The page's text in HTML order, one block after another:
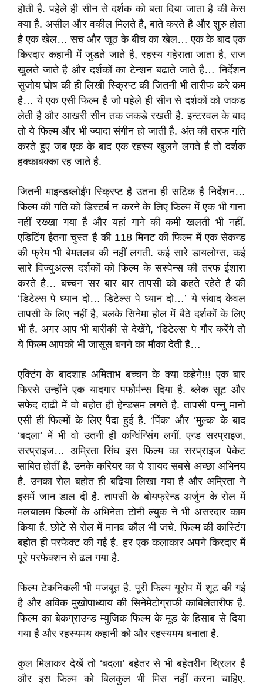
होती है. पहेले ही सीन से दर्शक को बता दिया जाता है की केस
क्या है. असील और वकील मिलते है, बाते करते है और शुरु होता
है एक खेल… सच और जूठ के बीच का खेल… एक के बाद एक
किरदार कहानी में जुडते जाते है, रहस्य गहेराता जाता है, राज
खुलते जाते है और दर्शकों का टेन्शन बढाते जाते है… निर्देशन
सुजोय घोष की ही लिखी स्क्रिप्ट की जितनी भी तारीफ करे कम
है… ये एक एसी फिल्म है जो पहेले ही सीन से दर्शकों को जकड
लेती है और आखरी सीन तक जकडे रखती है. इन्टरवल के बाद
तो ये फिल्म और भी ज्यादा संगीन हो जाती है. अंत की तरफ गति
करते हुए जब एक के बाद एक रहस्य खुलने लगते है तो दर्शक
हक्काबक्का रह जाते है.
जितनी माइन्डब्लोईंग स्क्रिप्ट है उतना ही सटिक है निर्देशन…
फिल्म की गति को डिस्टर्ब न करने के लिए फिल्म में एक भी गाना
नहीं रख्खा गया है और यहां गाने की कमी खलती भी नहीं.
एडिटिंग ईतना चुस्त है की 118 मिनट की फिल्म में एक सेकन्ड
की फ्रेम भी बेमतलब की नहीं लगती. कई सारे डायलोग्स, कई
सारे विज्युअल्स दर्शकों को फिल्म के सस्पेन्स की तरफ ईशारा
करते है… बच्चन सर बार बार तापसी को कहते रहेते है की
‘डिटेल्स पे ध्यान दो… डिटेल्स पे ध्यान दो…’ ये संवाद केवल
तापसी के लिए नहीं है, बलके सिनेमा होल में बैठे दर्शकों के लिए
भी है. अगर आप भी बारीकी से देखेंगे, ‘डिटेल्स’ पे गौर करेंगे तो
ये फिल्म आपको भी जासूस बनने का मौका देती है…
एक्टिंग के बादशाह अमिताभ बच्चन के क्या कहेने!!! एक बार
फिरसे उन्होंने एक यादगार पर्फोर्मन्स दिया है. ब्लेक सूट और
सफेद दाढी में वो बहोत ही हेन्डसम लगते है. तापसी पन्नु मानो
एसी ही फिल्मों के लिए पैदा हुई है. ‘पिंक’ और ‘मुल्क’ के बाद
‘बदला’ में भी वो उतनी ही कन्विंन्सिंग लगीं. एन्ड सरप्राइज,
सरप्राइज… अम्रिता सिंघ इस फिल्म का सरप्राइज पेकेट
साबित होतीं है. उनके करियर का ये शायद सबसे अच्छा अभिनय
है. उनका रोल बहोत ही बढिया लिखा गया है और अम्रिता ने
इसमें जान डाल दी है. तापसी के बोयफ्रेन्ड अर्जुन के रोल में
मलयालम फिल्मों के अभिनेता टोनी ल्युक ने भी असरदार काम
किया है. छोटे से रोल में मानव कौल भी जचे. फिल्म की कास्टिंग
बहोत ही परफेक्ट की गई है. हर एक कलाकार अपने किरदार में
पूरे परफेक्शन से ढल गया है.
फिल्म टेकनिकली भी मजबूत है. पूरी फिल्म यूरोप में शूट की गई
है और अविक मुखोपाध्याय की सिनेमेटोग्राफी काबिलेतारीफ है.
फिल्म का बेकग्राउन्ड म्युजिक फिल्म के मूड के हिसाब से दिया
गया है और रहस्यमय कहानी को और रहस्यमय बनाता है.
कुल मिलाकर देखें तो ‘बदला’ बहेतर से भी बहेतरीन थ्रिलर है
और इस फिल्म को बिलकुल भी मिस नहीं करना चाहिए.